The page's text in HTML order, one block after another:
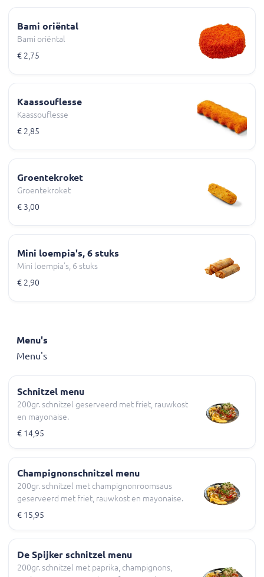
Bami oriëntal
Bami oriëntal
€ 2,75
Kaassouflesse
Kaassouflesse
€ 2,85
Groentekroket
Groentekroket
€ 3,00
Mini loempia's, 6 stuks
Mini loempia's, 6 stuks
€ 2,90
Menu's
Menu's
Schnitzel menu
200gr. schnitzel geserveerd met friet, rauwkost
en mayonaise.
€ 14,95
Champignonschnitzel menu
200gr. schnitzel met champignonroomsaus
geserveerd met friet, rauwkost en mayonaise.
€ 15,95
De Spijker schnitzel menu
200gr. schnitzel met paprika, champignons,